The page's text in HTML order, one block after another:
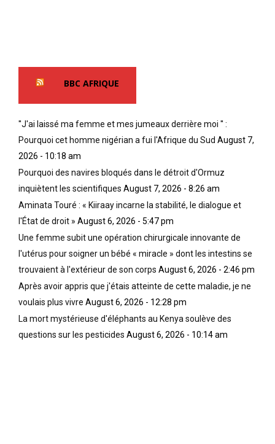
BBC AFRIQUE
''J'ai laissé ma femme et mes jumeaux derrière moi '' :
Pourquoi cet homme nigérian a fui l'Afrique du Sud August 7,
2026 - 10:18 am
Pourquoi des navires bloqués dans le détroit d'Ormuz
inquiètent les scientifiques August 7, 2026 - 8:26 am
Aminata Touré : « Kiiraay incarne la stabilité, le dialogue et
l'État de droit » August 6, 2026 - 5:47 pm
Une femme subit une opération chirurgicale innovante de
l'utérus pour soigner un bébé « miracle » dont les intestins se
trouvaient à l'extérieur de son corps August 6, 2026 - 2:46 pm
Après avoir appris que j'étais atteinte de cette maladie, je ne
voulais plus vivre August 6, 2026 - 12:28 pm
La mort mystérieuse d'éléphants au Kenya soulève des
questions sur les pesticides August 6, 2026 - 10:14 am